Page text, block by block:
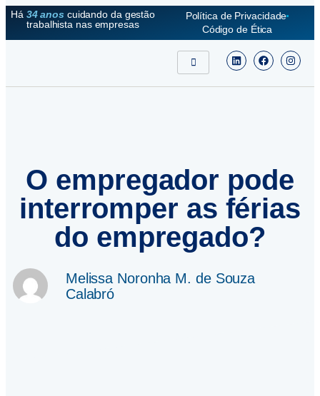
Há 34 anoscuidando da gestão
trabalhista nas empresas
Política de Privacidade
Código de Ética
O empregador pode
interromper as férias
do empregado?
Melissa Noronha M. de Souza
Calabró